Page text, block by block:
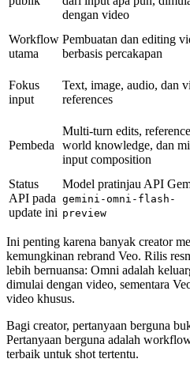
dengan video
Workflow
utama
Pembuatan dan editing
berbasis percakapan
Fokus
input
Text, image, audio, dan
references
Pembeda
Multi-turn edits,
world knowledge, dan
input composition
Status
API pada
update ini
Model pratinjau API
gemini-omni-flash-
preview
Ini penting karena banyak creator
kemungkinan rebrand Veo. Rilis
lebih bernuansa: Omni adalah
dimulai dengan video, sementara
video khusus.
Bagi creator, pertanyaan berguna
Pertanyaan berguna adalah
terbaik untuk shot tertentu.